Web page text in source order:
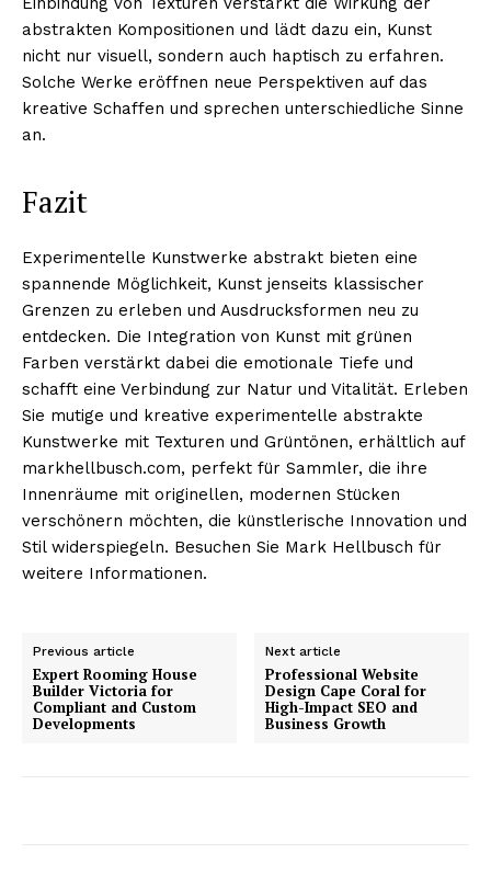
abstrakten Kompositionen und lädt dazu ein, Kunst
nicht nur visuell, sondern auch haptisch zu erfahren.
Solche Werke eröffnen neue Perspektiven auf das
kreative Schaffen und sprechen unterschiedliche Sinne
an.
Fazit
Experimentelle Kunstwerke abstrakt bieten eine
spannende Möglichkeit, Kunst jenseits klassischer
Grenzen zu erleben und Ausdrucksformen neu zu
entdecken. Die Integration von Kunst mit grünen
Farben verstärkt dabei die emotionale Tiefe und
schafft eine Verbindung zur Natur und Vitalität. Erleben
Sie mutige und kreative experimentelle abstrakte
Kunstwerke mit Texturen und Grüntönen, erhältlich auf
markhellbusch.com, perfekt für Sammler, die ihre
Innenräume mit originellen, modernen Stücken
verschönern möchten, die künstlerische Innovation und
Stil widerspiegeln. Besuchen Sie Mark Hellbusch für
weitere Informationen.
Previous article
Expert Rooming House
Builder Victoria for
Compliant and Custom
Developments
Next article
Professional Website
Design Cape Coral for
High-Impact SEO and
Business Growth